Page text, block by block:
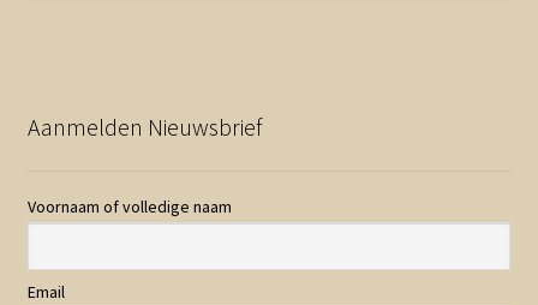
Aanmelden Nieuwsbrief
Voornaam of volledige naam
Email